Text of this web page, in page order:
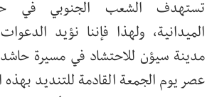
تستهدف الشعب الجنوبي في
الميدانية، ولهذا فإننا نؤيد
مدينة سيؤن للاحتشاد في مسيرة
عصر يوم الجمعة القادمة للتنديد بهذه